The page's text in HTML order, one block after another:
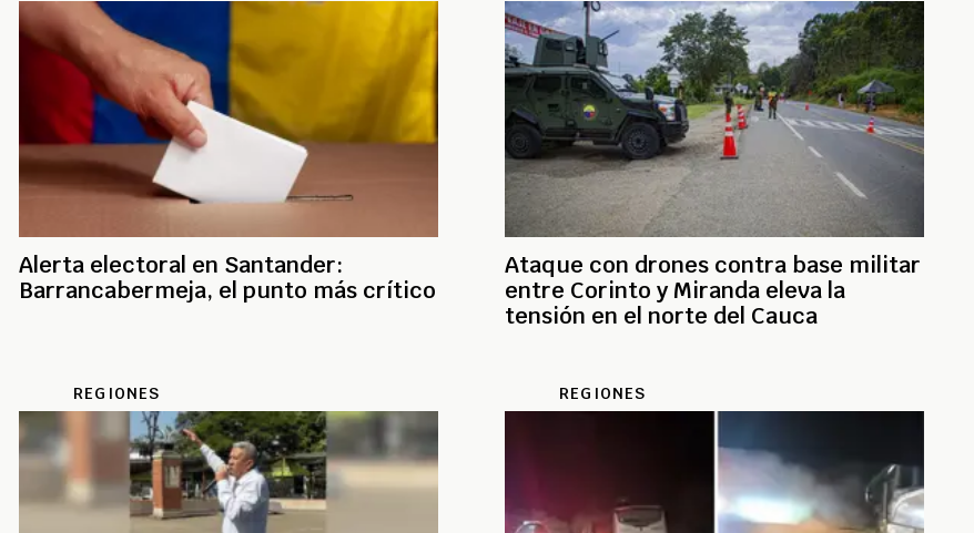
Alerta electoral en Santander:
Barrancabermeja, el punto más crítico
Ataque con drones contra base militar
entre Corinto y Miranda eleva la
tensión en el norte del Cauca
REGIONES REGIONES